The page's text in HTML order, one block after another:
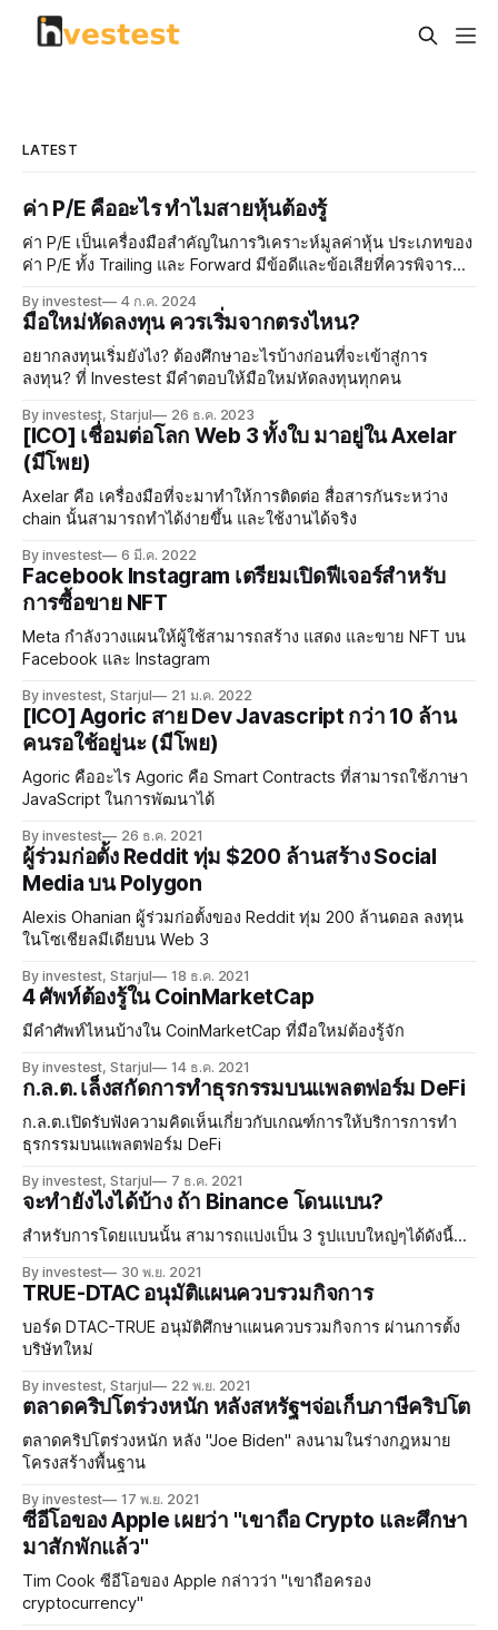
LATEST
ค่า P/E คืออะไร ทำไมสายหุ้นต้องรู้
ค่า P/E เป็นเครื่องมือสำคัญในการวิเคราะห์มูลค่าหุ้น ประเภทของ
ค่า P/E ทั้ง Trailing และ Forward มีข้อดีและข้อเสียที่ควรพิจารณา
ซ้อนสามารถเสริมสร้างความมั่นใจในการลงทุน การบริหารความ
เสี่ยงเป็นสิ่งจำเป็นในการปกป้องผลประโยชน์ของนักลงทุน
By investest 4 ก.ค. 2024
มือใหม่หัดลงทุน ควรเริ่มจากตรงไหน?
อยากลงทุนเริ่มยังไง? ต้องศึกษาอะไรบ้างก่อนที่จะเข้าสู่การ
ลงทุน? ที่ Investest มีคำตอบให้มือใหม่หัดลงทุนทุกคน
By investest, Starjul 26 ธ.ค. 2023
[ICO] เชื่อมต่อโลก Web 3 ทั้งใบ มาอยู่ใน Axelar
(มีโพย)
Axelar คือ เครื่องมือที่จะมาทำให้การติดต่อ สื่อสารกันระหว่าง
chain นั้นสามารถทำได้ง่ายขึ้น และใช้งานได้จริง
By investest 6 มี.ค. 2022
Facebook Instagram เตรียมเปิดฟีเจอร์สำหรับ
การซื้อขาย NFT
Meta กำลังวางแผนให้ผู้ใช้สามารถสร้าง แสดง และขาย NFT บน
Facebook และ Instagram
By investest, Starjul 21 ม.ค. 2022
[ICO] Agoric สาย Dev Javascript กว่า 10 ล้าน
คนรอใช้อยู่นะ (มีโพย)
Agoric คืออะไร Agoric คือ Smart Contracts ที่สามารถใช้ภาษา
JavaScript ในการพัฒนาได้
By investest 26 ธ.ค. 2021
ผู้ร่วมก่อตั้ง Reddit ทุ่ม $200 ล้านสร้าง Social
Media บน Polygon
Alexis Ohanian ผู้ร่วมก่อตั้งของ Reddit ทุ่ม 200 ล้านดอล ลงทุน
ในโซเชียลมีเดียบน Web 3
By investest, Starjul 18 ธ.ค. 2021
4 ศัพท์ต้องรู้ใน CoinMarketCap
มีคำศัพท์ไหนบ้างใน CoinMarketCap ที่มือใหม่ต้องรู้จัก
By investest, Starjul 14 ธ.ค. 2021
ก.ล.ต. เล็งสกัดการทำธุรกรรมบนแพลตฟอร์ม DeFi
ก.ล.ต.เปิดรับฟังความคิดเห็นเกี่ยวกับเกณฑ์การให้บริการการทำ
ธุรกรรมบนแพลตฟอร์ม DeFi
By investest, Starjul 7 ธ.ค. 2021
จะทำยังไงได้บ้าง ถ้า Binance โดนแบน?
สำหรับการโดยแบนนั้น สามารถแบ่งเป็น 3 รูปแบบใหญ่ๆได้ดังนี้...
By investest 30 พ.ย. 2021
TRUE-DTAC อนุมัติแผนควบรวมกิจการ
บอร์ด DTAC-TRUE อนุมัติศึกษาแผนควบรวมกิจการ ผ่านการตั้ง
บริษัทใหม่
By investest, Starjul 22 พ.ย. 2021
ตลาดคริปโตร่วงหนัก หลังสหรัฐฯจ่อเก็บภาษีคริปโต
ตลาดคริปโตร่วงหนัก หลัง "Joe Biden" ลงนามในร่างกฎหมาย
โครงสร้างพื้นฐาน
By investest 17 พ.ย. 2021
ซีอีโอของ Apple เผยว่า "เขาถือ Crypto และศึกษา
มาสักพักแล้ว"
Tim Cook ซีอีโอของ Apple กล่าวว่า "เขาถือครอง
cryptocurrency"